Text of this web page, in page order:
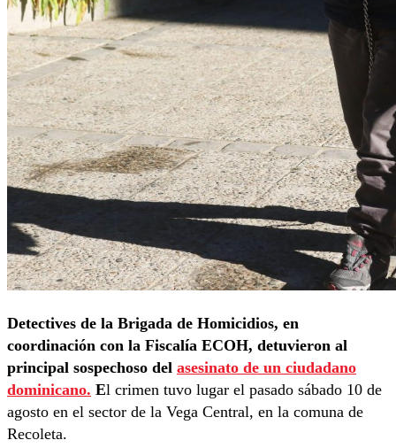
Detectives de la Brigada de Homicidios, en
coordinación con la Fiscalía ECOH, detuvieron al
principal sospechoso del asesinato de un ciudadano
dominicano. El crimen tuvo lugar el pasado sábado 10 de
agosto en el sector de la Vega Central, en la comuna de
Recoleta.